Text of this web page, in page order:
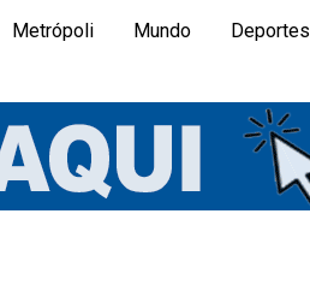
Metrópoli Mundo Deportes